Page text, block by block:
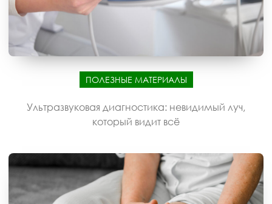
ПОЛЕЗНЫЕ МАТЕРИАЛЫ
Ультразвуковая диагностика: невидимый луч,
который видит всё